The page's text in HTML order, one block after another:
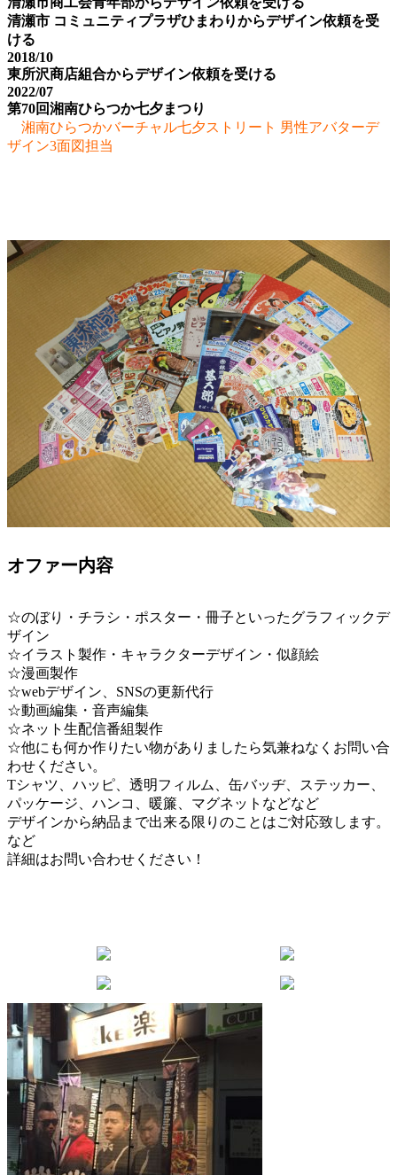
清瀬市 コミュニティプラザひまわりからデザイン依頼を受
ける
2018/10
東所沢商店組合からデザイン依頼を受ける
2022/07
第70回湘南ひらつか七夕まつり
湘南ひらつかバーチャル七夕ストリート 男性アバターデ
ザイン3面図担当
オファー内容
☆のぼり・チラシ・ポスター・冊子といったグラフィックデ
ザイン
☆イラスト製作・キャラクターデザイン・似顔絵
☆漫画製作
☆webデザイン、SNSの更新代行
☆動画編集・音声編集
☆ネット生配信番組製作
☆他にも何か作りたい物がありましたら気兼ねなくお問い合
わせください。
Tシャツ、ハッピ、透明フィルム、缶バッヂ、ステッカー、
パッケージ、ハンコ、暖簾、マグネットなどなど
デザインから納品まで出来る限りのことはご対応致します。
など
詳細はお問い合わせください！